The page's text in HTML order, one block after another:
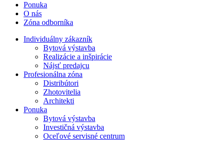
Ponuka
O nás
Zóna odborníka
Individuálny zákazník
Bytová výstavba
Realizácie a inšpirácie
Nájsť predajcu
Profesionálna zóna
Distribútori
Zhotovitelia
Architekti
Ponuka
Bytová výstavba
Investičná výstavba
Oceľové servisné centrum